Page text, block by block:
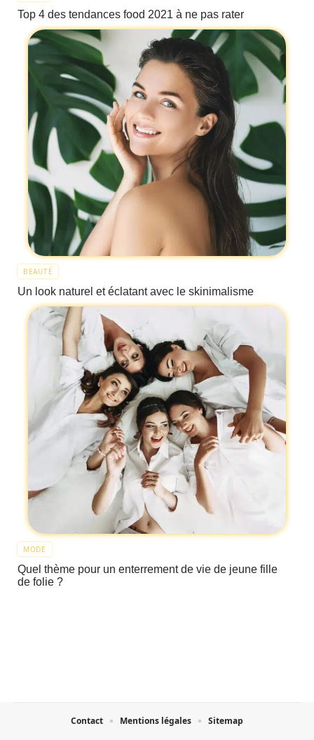
Top 4 des tendances food 2021 à ne pas rater
BEAUTÉ
Un look naturel et éclatant avec le skinimalisme
MODE
Quel thème pour un enterrement de vie de jeune fille
de folie ?
Contact Mentions légales Sitemap